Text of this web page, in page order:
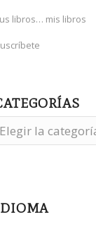
libros… mis libros
Categorías